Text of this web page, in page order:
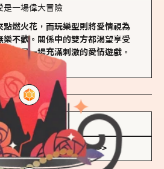
是一場偉大冒險
點燃火花，而玩樂型則將愛情視為
樂不歡。關係中的雙方都渴望享受
像是一場充滿刺激的愛情遊戲。
儲存我的結果圖
查看香氛類型全解析 >>>